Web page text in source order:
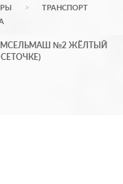
ТРАНСПОРТ
№2 ЖЁЛТЫЙ